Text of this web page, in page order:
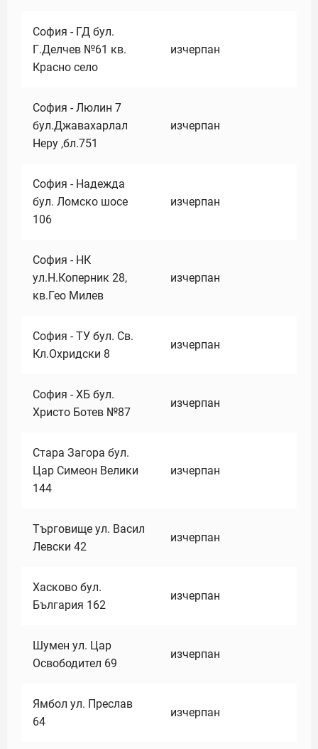
София - ГД бул.
Г.Делчев №61 кв.
Красно село
изчерпан
София - Люлин 7
бул.Джавахарлал
Неру ,бл.751
изчерпан
София - Надежда
бул. Ломско шосе
106
изчерпан
София - НК
ул.Н.Коперник 28,
кв.Гео Милев
изчерпан
София - ТУ бул. Св.
Кл.Охридски 8
изчерпан
София - ХБ бул.
Христо Ботев №87
изчерпан
Стара Загора бул.
Цар Симеон Велики
144
изчерпан
Търговище ул. Васил
Левски 42
изчерпан
Хасково бул.
България 162
изчерпан
Шумен ул. Цар
Освободител 69
изчерпан
Ямбол ул. Преслав
64
изчерпан